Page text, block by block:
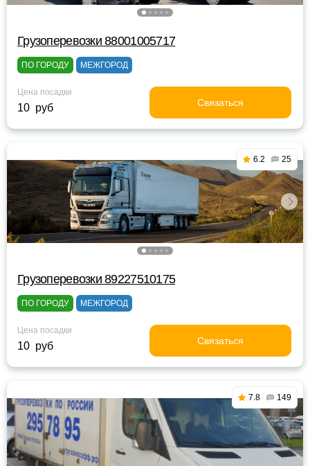
Грузоперевозки 88001005717
ПО ГОРОДУ МЕЖГОРОД
Цена посадки
10 руб Связаться
6.2 25
Грузоперевозки 89227510175
ПО ГОРОДУ МЕЖГОРОД
Цена посадки
10 руб Связаться
7.8 149